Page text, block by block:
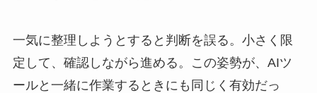
一気に整理しようとすると判断を誤る。小さく限
定して、確認しながら進める。この姿勢が、AIツ
ールと一緒に作業するときにも同じく有効だっ